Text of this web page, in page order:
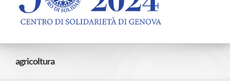
agricoltura